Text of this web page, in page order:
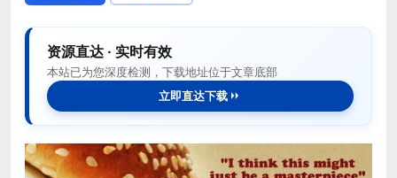
资源直达 · 实时有效
本站已为您深度检测，下载地址位于文章底部
立即直达下载